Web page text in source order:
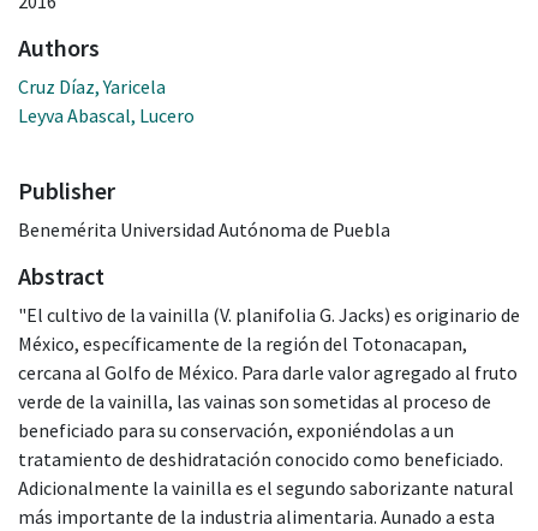
Authors
Cruz Díaz, Yaricela
Leyva Abascal, Lucero
Publisher
Benemérita Universidad Autónoma de Puebla
Abstract
"El cultivo de la vainilla (V. planifolia G. Jacks) es originario de
México, específicamente de la región del Totonacapan,
cercana al Golfo de México. Para darle valor agregado al fruto
verde de la vainilla, las vainas son sometidas al proceso de
beneficiado para su conservación, exponiéndolas a un
tratamiento de deshidratación conocido como beneficiado.
Adicionalmente la vainilla es el segundo saborizante natural
más importante de la industria alimentaria. Aunado a esta